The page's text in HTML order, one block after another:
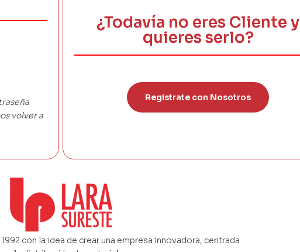
volver a
¿Todavía no eres Cliente y
quieres serlo?
Registrate con Nosotros
con la idea de crear una empresa innovadora, centrada